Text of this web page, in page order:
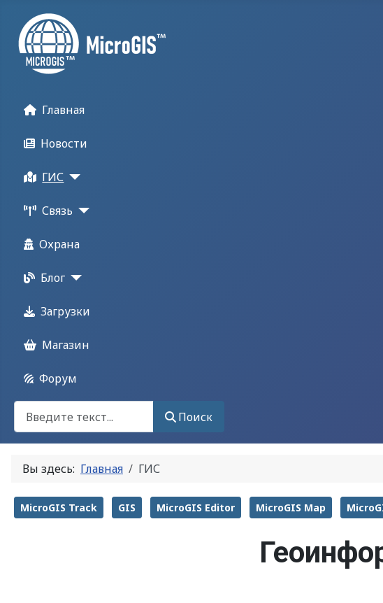
Главная
Новости
ГИС
Связь
Охрана
Блог
Загрузки
Магазин
Форум
Поиск
Поиск
Вы здесь: Главная ГИС
MicroGIS Track GIS MicroGIS Editor MicroGIS Map